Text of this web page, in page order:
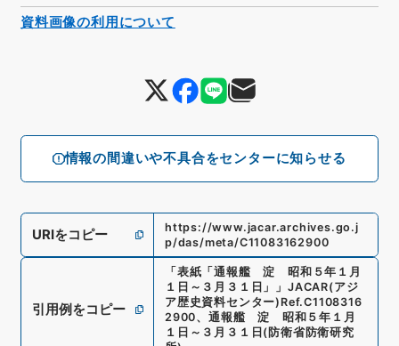
情報の間違いや不具合をセンターに知らせる
URIをコピー
https://www.jacar.archives.go.j
p/das/meta/C11083162900
引用例をコピー
「 表紙「通報艦 淀 昭和５年１月
１日～３月３１日」
」 JACAR(アジ
ア歴史資料センター) Ref.C1108316
2900、 通報艦 淀 昭和５年１月
１日～３月３１日 ( 防衛省防衛研究
資料画像の利用について